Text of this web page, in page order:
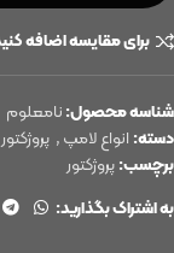
برای مقایسه اضافه
شناسه محصول:نامعلوم
دسته: انواع لامپ,
برچسب:پروژکتور
به اشتراک بگذارید: